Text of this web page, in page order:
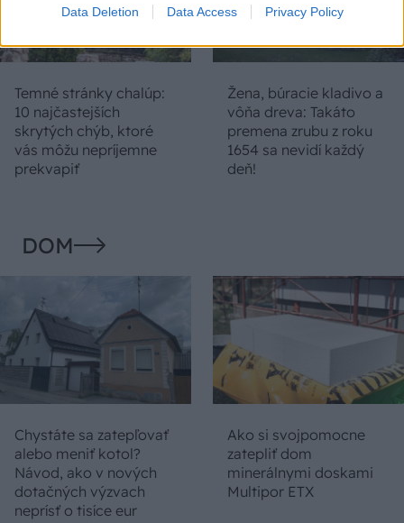
Data Deletion Data Access Privacy Policy
Temné stránky chalúp:
10 najčastejších
skrytých chýb, ktoré
vás môžu nepríjemne
prekvapiť
Žena, búracie kladivo a
vôňa dreva: Takáto
premena zrubu z roku
1654 sa nevidí každý
deň!
DOM
Chystáte sa zatepľovať
alebo meniť kotol?
Návod, ako v nových
dotačných výzvach
neprísť o tisíce eur
Ako si svojpomocne
zatepliť dom
minerálnymi doskami
Multipor ETX